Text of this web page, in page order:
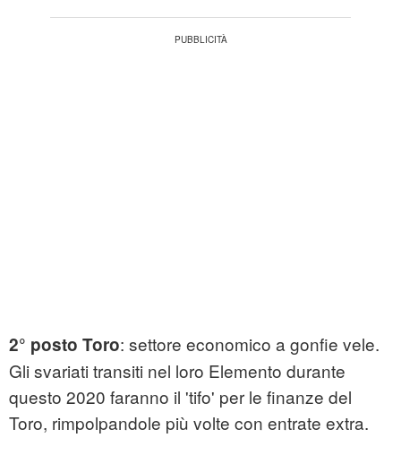
2° posto Toro: settore economico a gonfie vele.
Gli svariati transiti nel loro Elemento durante
questo 2020 faranno il 'tifo' per le finanze del
Toro, rimpolpandole più volte con entrate extra.